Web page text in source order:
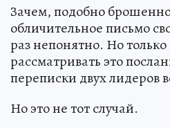
Зачем, подобно
обличительное письмо
раз непонятно. Но только
рассматривать это
переписки двух лидеров
Но это не тот случай.